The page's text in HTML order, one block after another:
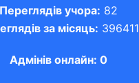
Переглядів учора: 82
за місяць: 396411
Адмінів онлайн: 0